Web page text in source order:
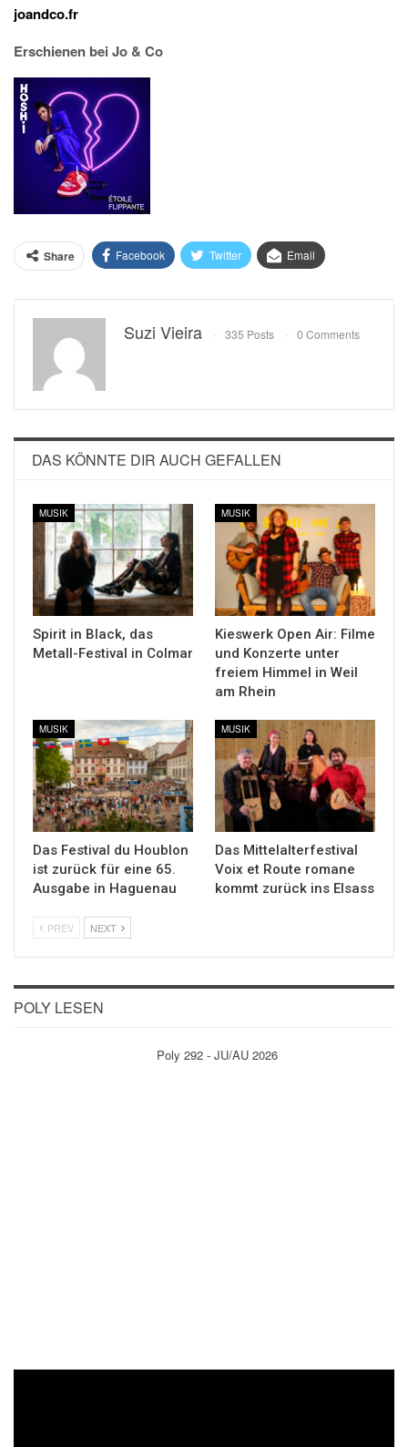
joandco.fr
Erschienen bei Jo & Co
Share Facebook Twitter Email
Suzi Vieira 335 Posts 0 Comments
DAS KÖNNTE DIR AUCH GEFALLEN
MUSIK
Spirit in Black, das
Metall-Festival in Colmar
MUSIK
Kieswerk Open Air: Filme
und Konzerte unter
freiem Himmel in Weil
am Rhein
MUSIK
Das Festival du Houblon
ist zurück für eine 65.
Ausgabe in Haguenau
MUSIK
Das Mittelalterfestival
Voix et Route romane
kommt zurück ins Elsass
PREV NEXT
POLY LESEN
Poly 292 - JU/AU 2026